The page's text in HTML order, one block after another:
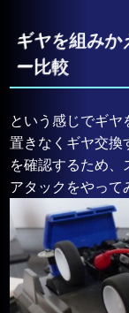
ギヤを組みか
ー比較
という感じでギヤ
置きなくギヤ交換
を確認するため、
アタックをやって